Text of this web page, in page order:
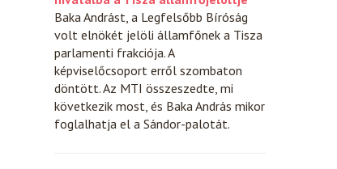
Baka Andrást, a Legfelsőbb Bíróság
volt elnökét jelöli államfőnek a Tisza
parlamenti frakciója. A
képviselőcsoport erről szombaton
döntött. Az MTI összeszedte, mi
következik most, és Baka András mikor
foglalhatja el a Sándor-palotát.